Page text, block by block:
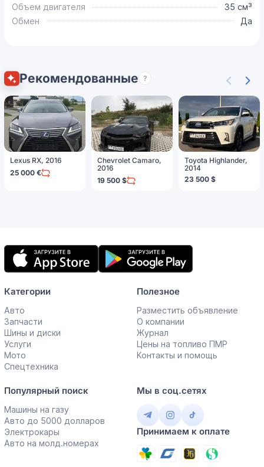
Объем двигателя
35 см³
Обмен
Да
Рекомендованные ?
Lexus RX, 2016
25 000 €
Chevrolet Camaro,
2016
19 500 $
Toyota Highlander,
2014
23 500 $
Мобильное
приложение
Категории
Авто
Запчасти
Шины и диски
Услуги
Мото
Спецтехника
Полезное
Разместить объявление
О компании
Журнал
Цены на топливо ПМР
Контакты и помощь
Популярный поиск
Машины на газу
Авто до 5000 долларов
Электрокары
Авто на молд.номерах
Мы в соц.сетях
Принимаем к оплате